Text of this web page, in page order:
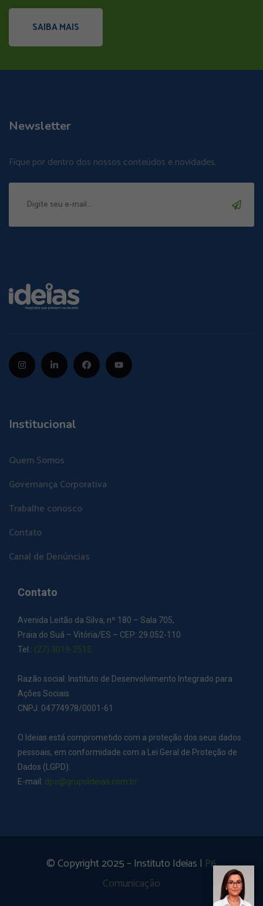
SAIBA MAIS
Newsletter
Fique por dentro dos nossos conteúdos e novidades.
Institucional
Quem Somos
Governança Corporativa
Trabalhe conosco
Contato
Canal de Denúncias
Contato
Avenida Leitão da Silva, nº 180 – Sala 705,
Praia do Suá – Vitória/ES – CEP: 29.052-110
Tel.: (27) 3019-2515
Razão social: Instituto de Desenvolvimento Integrado para
Ações Sociais
CNPJ: 04774978/0001-61
O Ideias está comprometido com a proteção dos seus dados
pessoais, em conformidade com a Lei Geral de Proteção de
Dados (LGPD).
E-mail: dpo@grupoideias.com.br
© Copyright 2025 – Instituto Ideias | P6
Comunicação